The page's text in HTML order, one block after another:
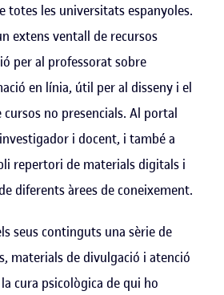
totes les universitats espanyoles.
extens ventall de recursos
per al professorat sobre
en línia, útil per al disseny i el
no presencials. Al portal
i docent, i també a
repertori de materials digitals i
diferents àrees de coneixement.
seus continguts una sèrie de
materials de divulgació i atenció
cura psicològica de qui ho